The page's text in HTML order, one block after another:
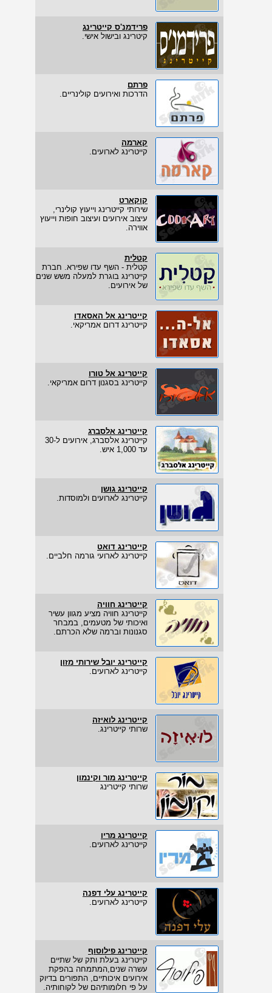
פרידמנ'ס קייטרינג
קיטרינג ובישול אישי.
פרתם
הדרכות ואירועים קולינריים.
קארמה
קייטרינג לארועים.
קוקארט
שירותי קייטרינג וייעוץ קולינרי,
עיצוב אירועים ועיצוב חופות וייעוץ
אווירה.
קטלית
קטלית - השף עדו שפירא. חברת
קייטרינג בוגרת למעלה משש שנים
של אירועים.
קייטרינג אל האסאדו
קייטרינג דרום אמריקאי.
קייטרינג אל טורו
קייטרינג בסגנון דרום אמריקאי.
קייטרינג אלסברג
קייטרינג אלסברג, אירועים ל-30
עד 1,000 איש.
קייטרינג גושן
קייטרינג לארועים ולמוסדות.
קייטרינג דואט
קייטרינג לארועי גורמה חלביים.
קייטרינג חוויה
קייטרינג חוויה מציע מגוון עשיר
ואיכותי של מטעמים, במבחר
סגנונות וברמה שלא הכרתם.
קייטרינג יובל שירותי מזון
קייטרינג לארועים.
קייטרינג לואיזה
שרותי קייטרינג.
קייטרינג מור וקינמון
שרותי קייטרינג
קייטרינג מריו
קייטרינג לארועים.
קייטרינג עלי דפנה
קייטרינג לארועים.
קייטרינג פילוסוף
קייטרינג בעלת ותק של שתיים
עשרה שנים,המתמחה בהפקת
אירועים איכותיים, התפורים בדיוק
על פי חלומותיהם של לקוחותיה.